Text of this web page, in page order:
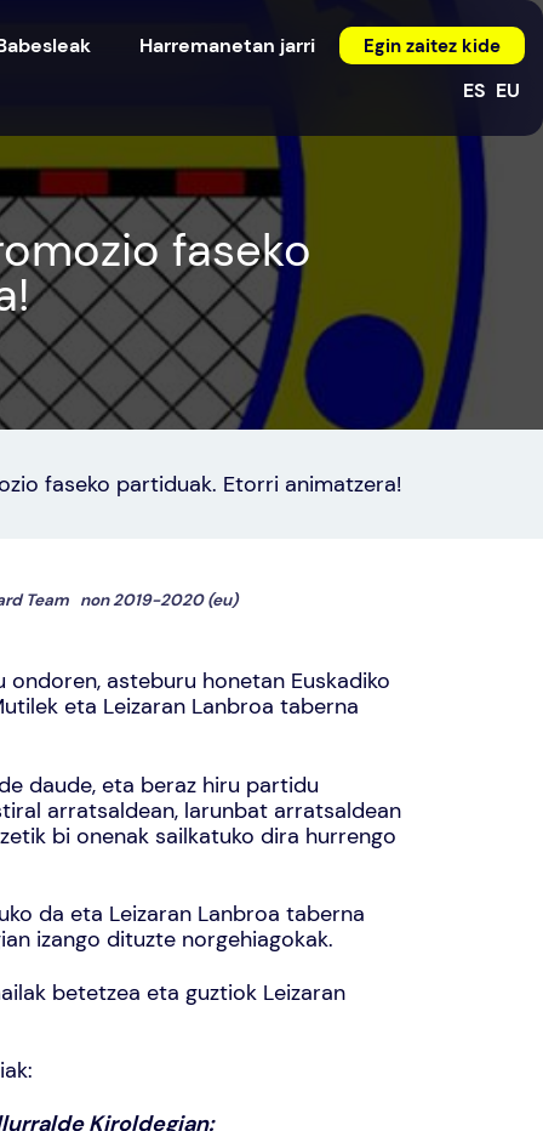
Harremanetan jarri Egin zaitez kide
ES EU
faseko
faseko partiduak. Etorri animatzera!
Team non2019-2020 (eu)
asteburu honetan Euskadiko
eta Leizaran Lanbroa taberna
daude, eta beraz hiru partidu
arratsaldean, larunbat arratsaldean
bi onenak sailkatuko dira hurrengo
da eta Leizaran Lanbroa taberna
izango dituzte norgehiagokak.
betetzea eta guztiok Leizaran
Kiroldegian: